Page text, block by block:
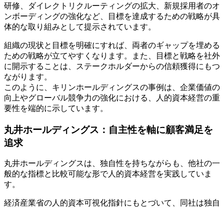
研修、ダイレクトリクルーティングの拡大、新規採用者のオ
ンボーディングの強化など、目標を達成するための戦略が具
体的な取り組みとして提示されています。
組織の現状と目標を明確にすれば、両者のギャップを埋める
ための戦略が立てやすくなります。また、目標と戦略を社外
に開示することは、ステークホルダーからの信頼獲得にもつ
ながります。
このように、キリンホールディングスの事例は、企業価値の
向上やグローバル競争力の強化における、人的資本経営の重
要性を端的に示しています。
丸井ホールディングス：自主性を軸に顧客満足を
追求
丸井ホールディングスは、独自性を持ちながらも、他社の一
般的な指標と比較可能な形で人的資本経営を実践していま
す。
経済産業省の人的資本可視化指針にもとづいて、同社は独自